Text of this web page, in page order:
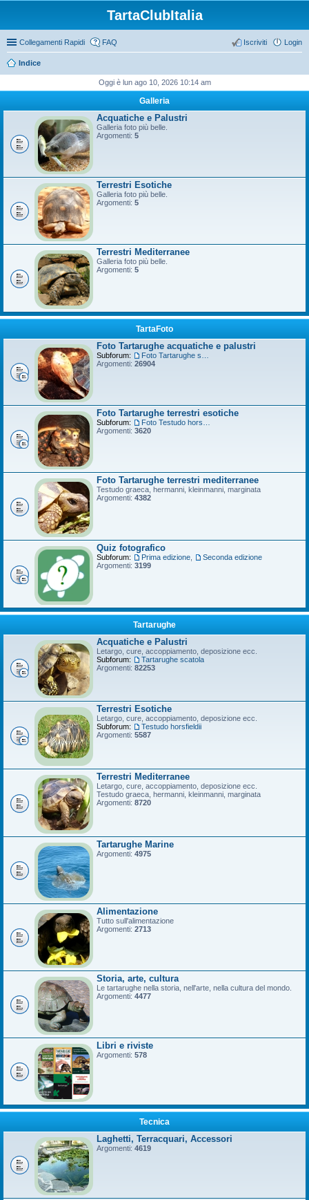
TartaClubItalia
Collegamenti Rapidi FAQ Login
Iscriviti
Indice
Oggi è lun ago 10, 2026 10:14 am
Galleria
Acquatiche e Palustri
Galleria foto più belle.
Argomenti: 5
Terrestri Esotiche
Galleria foto più belle.
Argomenti: 5
Terrestri Mediterranee
Galleria foto più belle.
Argomenti: 5
TartaFoto
Foto Tartarughe acquatiche e palustri
Subforum:
Argomenti: 26904
Foto Tartarughe terrestri esotiche
Subforum:
Argomenti: 3620
Foto Tartarughe terrestri mediterranee
Testudo graeca, hermanni, kleinmanni, marginata
Argomenti: 4382
Quiz fotografico
Subforum: Prima edizione
Seconda edizione
Argomenti: 3199
Tartarughe
Acquatiche e Palustri
Letargo, cure, accoppiamento, deposizione ecc.
Subforum:
Tartarughe scatola
Argomenti: 82253
Terrestri Esotiche
Letargo, cure, accoppiamento, deposizione ecc.
Subforum:
Testudo horsfieldii
Argomenti: 5587
Terrestri Mediterranee
Letargo, cure, accoppiamento, deposizione ecc.
Testudo graeca, hermanni, kleinmanni, marginata
Argomenti: 8720
Tartarughe Marine
Argomenti: 4975
Alimentazione
Tutto sull'alimentazione
Argomenti: 2713
Storia, arte, cultura
Le tartarughe nella storia, nell'arte, nella cultura del mondo.
Argomenti: 4477
Libri e riviste
Argomenti: 578
Tecnica
Laghetti, Terracquari, Accessori
Argomenti: 4619